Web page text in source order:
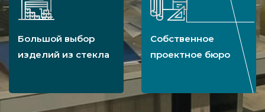
Большой выбор
изделий из стекла
Собственное
проектное бюро